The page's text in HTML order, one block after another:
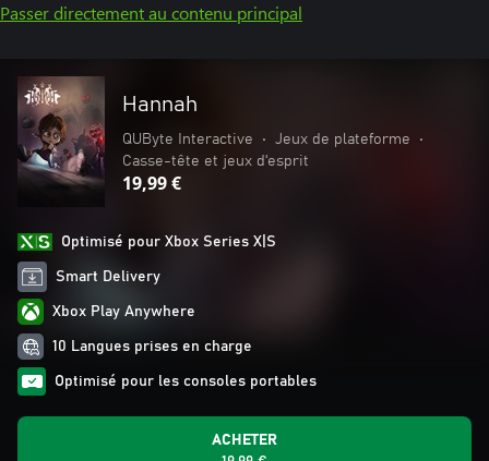
Passer directement au contenu principal
Hannah
QUByte Interactive • Jeux de plateforme
•
Casse-tête et jeux d'esprit
19,99 €
Optimisé pour Xbox Series X|S
Smart Delivery
Xbox Play Anywhere
10 Langues prises en charge
Optimisé pour les consoles portables
ACHETER